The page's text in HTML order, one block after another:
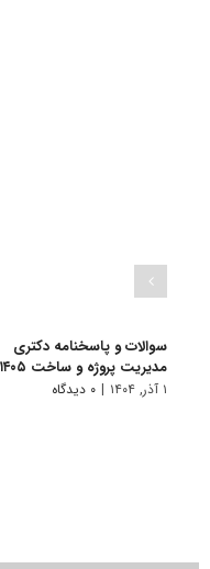
سوالات و پاسخنامه دکتری
مدیریت پروژه و ساخت ۱۴۰۵
۱ آذر, ۱۴۰۴ | ۰ دیدگاه